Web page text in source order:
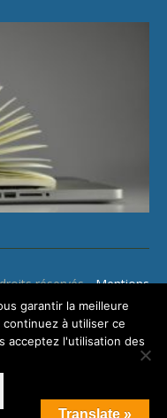
réservés -Mentions
Translate »
garantir la meilleure
à utiliser ce
acceptez l'utilisation des